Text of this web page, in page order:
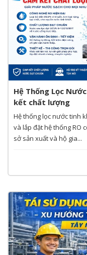
Hệ Thống Lọc
kết chất lượng
Hệ thống lọc nước tinh
và lắp đặt hệ thống RO
sở sản xuất và hộ gia...